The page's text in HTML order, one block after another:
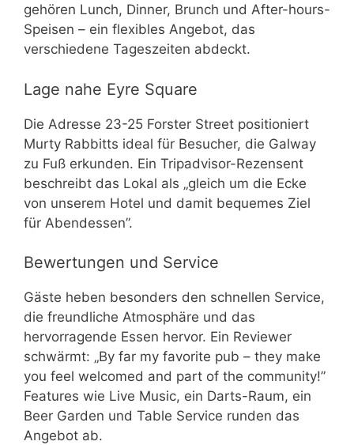
gehören Lunch, Dinner, Brunch und After-hours-
Speisen – ein flexibles Angebot, das
verschiedene Tageszeiten abdeckt.
Lage nahe Eyre Square
Die Adresse 23-25 Forster Street positioniert
Murty Rabbitts ideal für Besucher, die Galway
zu Fuß erkunden. Ein Tripadvisor-Rezensent
beschreibt das Lokal als „gleich um die Ecke
von unserem Hotel und damit bequemes Ziel
für Abendessen”.
Bewertungen und Service
Gäste heben besonders den schnellen Service,
die freundliche Atmosphäre und das
hervorragende Essen hervor. Ein Reviewer
schwärmt: „By far my favorite pub – they make
you feel welcomed and part of the community!”
Features wie Live Music, ein Darts-Raum, ein
Beer Garden und Table Service runden das
Angebot ab.